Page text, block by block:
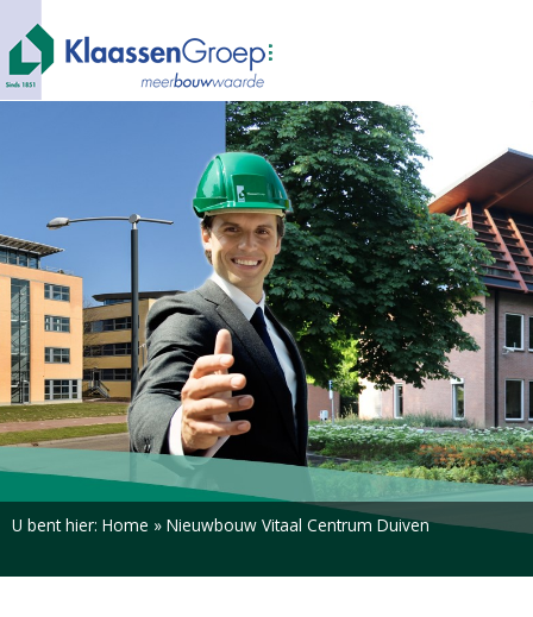
U bent hier: Home » Nieuwbouw Vitaal Centrum Duiven